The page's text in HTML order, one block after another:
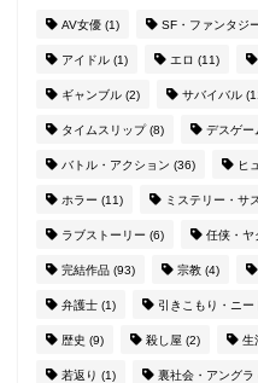
AV女優 (1) SF・ファンタジ
アイドル (1) エロ (11)
ギャンブル (2) サバイバル
タイムスリップ(8) デスゲー
バトル・アクション (36) ヒ
ホラー (11) ミステリー・サ
ラブストーリー (6) 任侠・ヤ
完結作品 (93) 宗教 (4)
弁護士 (1) 引きこもり・ニー
歴史 (9) 殺し屋 (2) 生
若返り (1) 裏社会・アングラ